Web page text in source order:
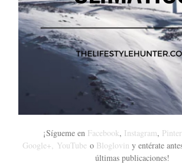
¡Sígueme en Facebook, Instagram,
Google+, YouTube o Bloglovin y entérate
últimas publicaciones!